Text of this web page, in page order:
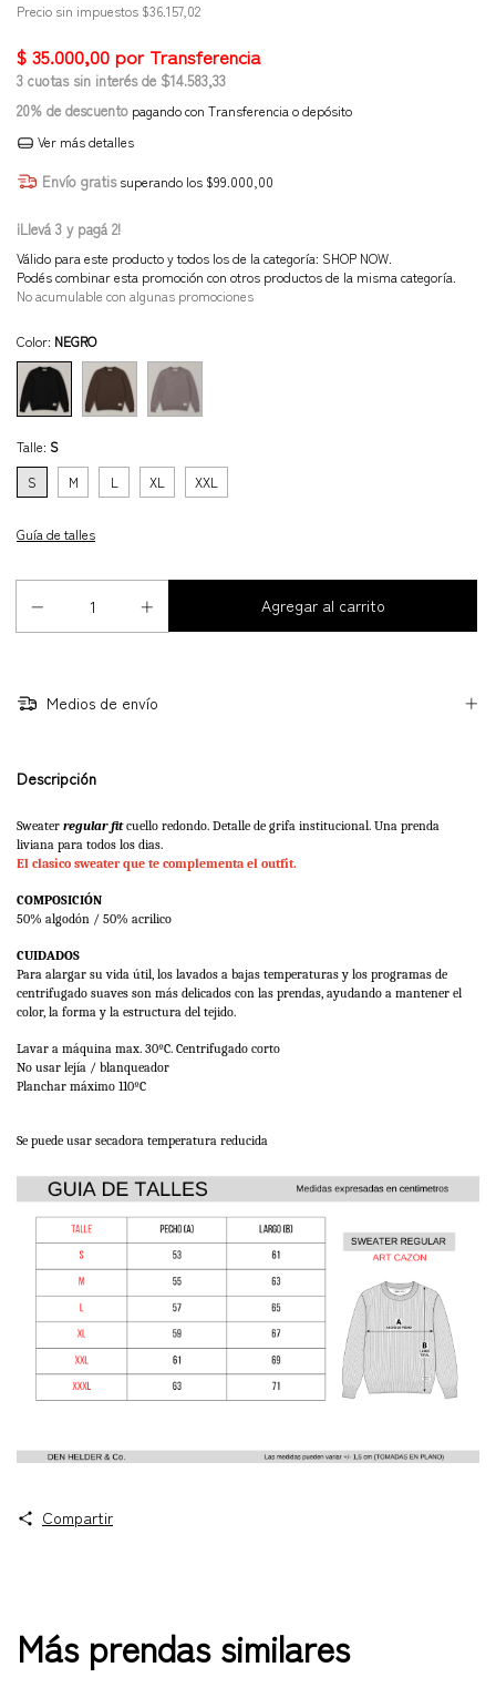
Precio sin impuestos $36.157,02
3 cuotas sin interés de $14.583,33
20% de descuento pagando con Transferencia o depósito
Ver más detalles
Envío gratis superando los $99.000,00
¡Llevá 3 y pagá 2!
Válido para este producto y todos los de la categoría: SHOP NOW.
Podés combinar esta promoción con otros productos de la misma categoría.
No acumulable con algunas promociones
Color: NEGRO
Talle: S
S
M L XL XXL
Guía de talles
Medios de envío
Descripción
Sweater regular fit cuello redondo. Detalle de grifa institucional. Una prenda
liviana para todos los dias.
El clasico sweater que te complementa el outfit.
COMPOSICIÓN
50% algodón / 50% acrilico
CUIDADOS
Para alargar su vida útil, los lavados a bajas temperaturas y los programas de
centrifugado suaves son más delicados con las prendas, ayudando a mantener el
color, la forma y la estructura del tejido.
Lavar a máquina max. 30ºC. Centrifugado corto
No usar lejía / blanqueador
Planchar máximo 110ºC
Se puede usar secadora temperatura reducida
Compartir
Más prendas similares